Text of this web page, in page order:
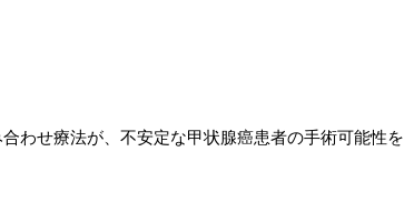
わせ療法が、不安定な甲状腺癌患者の手術可能性を